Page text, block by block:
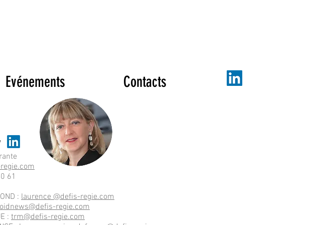
Evénements Contacts
61
: laurence @defis-regie.com
regie.com
: trm@defis-regie.com